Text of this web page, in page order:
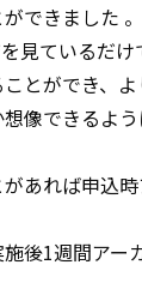
できました 。
見ているだけ
とができ、
像できるよう
あれば申込
後1週間アー